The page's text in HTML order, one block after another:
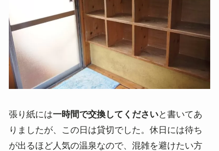
張り紙には一時間で交換してくださいと書いてあ
りましたが、この日は貸切でした。休日には待ち
が出るほど人気の温泉なので、混雑を避けたい方